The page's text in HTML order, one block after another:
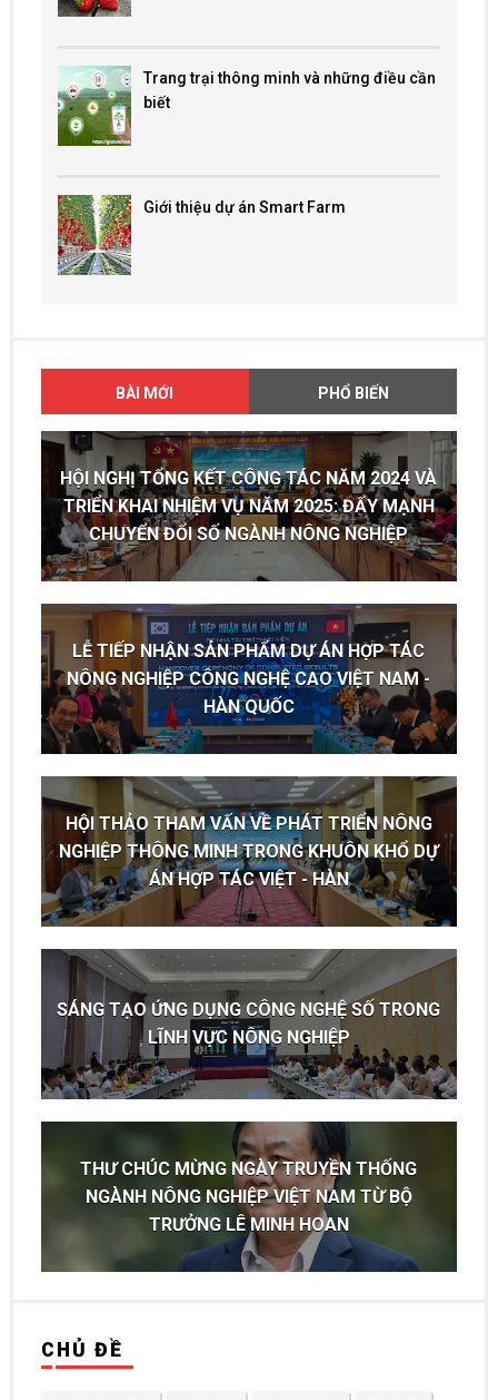
Trang trại thông minh và những điều cần
biết
Giới thiệu dự án Smart Farm
BÀI MỚI PHỔ BIẾN
HỘI NGHỊ TỔNG KẾT CÔNG TÁC NĂM 2024 VÀ
TRIỂN KHAI NHIỆM VỤ NĂM 2025: ĐẨY MẠNH
CHUYỂN ĐỔI SỐ NGÀNH NÔNG NGHIỆP
LỄ TIẾP NHẬN SẢN PHẨM DỰ ÁN HỢP TÁC
NÔNG NGHIỆP CÔNG NGHỆ CAO VIỆT NAM -
HÀN QUỐC
HỘI THẢO THAM VẤN VỀ PHÁT TRIỂN NÔNG
NGHIỆP THÔNG MINH TRONG KHUÔN KHỔ DỰ
ÁN HỢP TÁC VIỆT - HÀN
SÁNG TẠO ỨNG DỤNG CÔNG NGHỆ SỐ TRONG
LĨNH VỰC NÔNG NGHIỆP
THƯ CHÚC MỪNG NGÀY TRUYỀN THỐNG
NGÀNH NÔNG NGHIỆP VIỆT NAM TỪ BỘ
TRƯỞNG LÊ MINH HOAN
CHỦ ĐỀ